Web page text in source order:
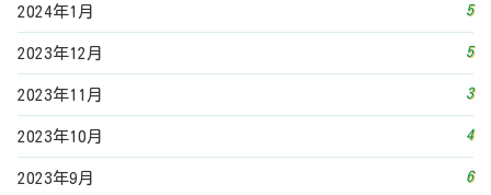
2024年1月 5
2023年12月 5
2023年11月 3
2023年10月 4
2023年9月 6